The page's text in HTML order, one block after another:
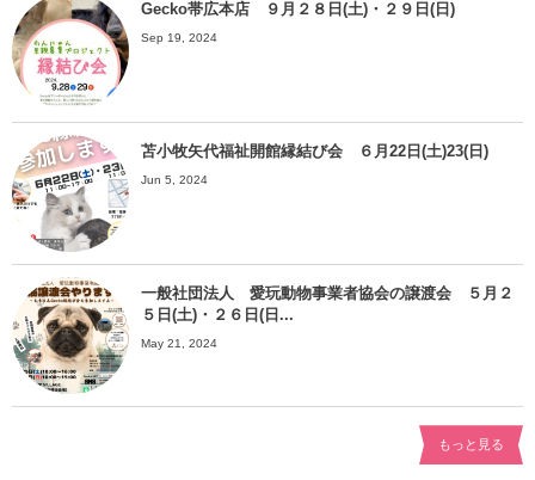
Gecko帯広本店 ９月２８日(土)・２９日(日)
Sep 19, 2024
苫小牧矢代福祉開館縁結び会 ６月22日(土)23(日)
Jun 5, 2024
一般社団法人 愛玩動物事業者協会の譲渡会 ５月２
５日(土)・２６日(日...
May 21, 2024
もっと見る